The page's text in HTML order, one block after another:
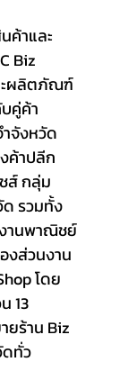
Biz
ะผลิตภัณฑ์
คู่ค้า
จังหวัด
ค้าปลีก
ส์ กลุ่ม
รวมทั้ง
านพาณิชย์
งส่วนงาน
โดย
13
ยร้าน Biz
ดทั่ว